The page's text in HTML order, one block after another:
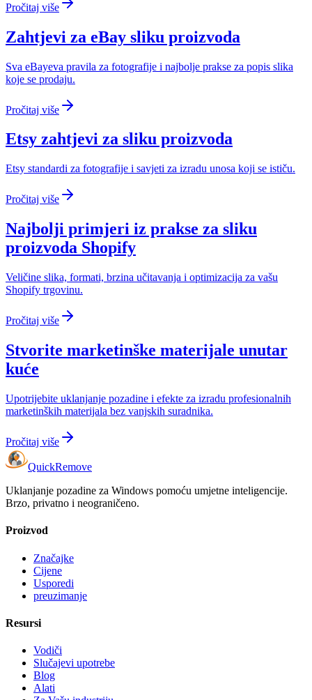
Pročitaj više
Zahtjevi za eBay sliku proizvoda
Sva eBayeva pravila za fotografije i najbolje prakse za popis slika
koje se prodaju.
Pročitaj više
Etsy zahtjevi za sliku proizvoda
Etsy standardi za fotografije i savjeti za izradu unosa koji se ističu.
Pročitaj više
Najbolji primjeri iz prakse za sliku
proizvoda Shopify
Veličine slika, formati, brzina učitavanja i optimizacija za vašu
Shopify trgovinu.
Pročitaj više
Stvorite marketinške materijale unutar
kuće
Upotrijebite uklanjanje pozadine i efekte za izradu profesionalnih
marketinških materijala bez vanjskih suradnika.
Pročitaj više
QuickRemove
Uklanjanje pozadine za Windows pomoću umjetne inteligencije.
Brzo, privatno i neograničeno.
Proizvod
Značajke
Cijene
Usporedi
preuzimanje
Resursi
Vodiči
Slučajevi upotrebe
Blog
Alati